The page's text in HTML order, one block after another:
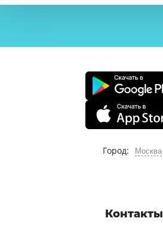
Город: Москва
Контакты